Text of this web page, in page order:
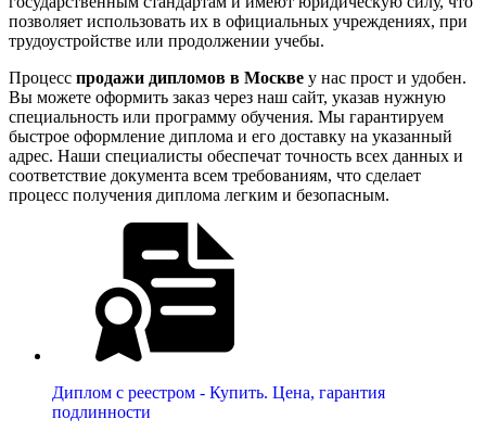
позволяет использовать их в официальных учреждениях, при
трудоустройстве или продолжении учебы.
Процесс продажи дипломов в Москве у нас прост и удобен.
Вы можете оформить заказ через наш сайт, указав нужную
специальность или программу обучения. Мы гарантируем
быстрое оформление диплома и его доставку на указанный
адрес. Наши специалисты обеспечат точность всех данных и
соответствие документа всем требованиям, что сделает
процесс получения диплома легким и безопасным.
Диплом с реестром - Купить. Цена, гарантия
подлинности